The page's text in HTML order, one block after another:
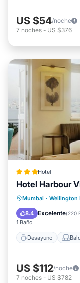
US $54/noche
7 noches - US $376
Hotel
Hotel Harbour
Mumbai · Wellington
8.4 Excelente(220
1 Baño
Desayuno
Desayuno
Aire
US $112/noche
7 noches - US $782